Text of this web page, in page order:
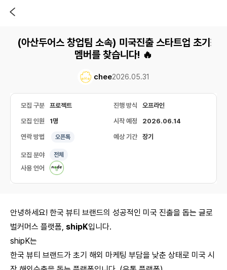
(아산두어스 창업팀 소속) 미국진출 스타트업 초기
멤버를 찾습니다! 🔥
chee2026.05.31
모집 구분 프로젝트 진행 방식 오프라인
모집 인원 1명 시작 예정 2026.06.14
연락 방법 오픈톡 예상 기간 장기
모집 분야 전체
사용 언어
안녕하세요! 한국 뷰티 브랜드의 성공적인 미국 진출을 돕는 글로
벌커머스 플랫폼, shipK입니다.
shipK는
한국 뷰티 브랜드가 초기 해외 마케팅 부담을 낮춘 상태로 미국 시